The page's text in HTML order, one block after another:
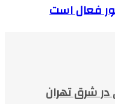
شرق تهران